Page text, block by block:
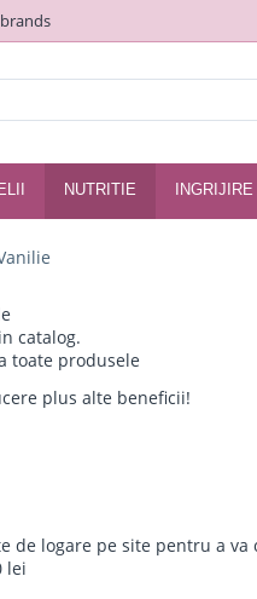
NUTRITIE
catalog.
toate produsele
plus alte beneficii!
de logare pe site pentru a
lei